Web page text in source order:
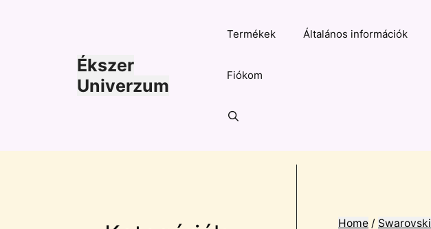
Ékszer
Univerzum
Termékek Általános információk
Fiókom
Home / Swarovski